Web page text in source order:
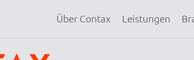
Über Contax Leistungen